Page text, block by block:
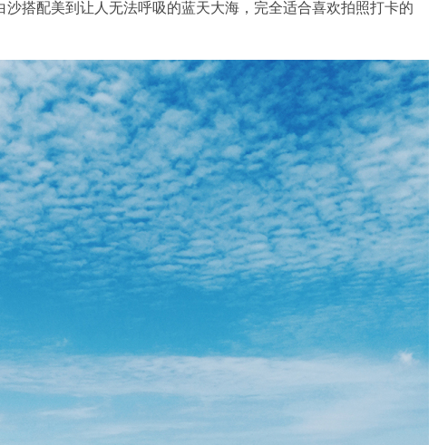
搭配美到让人无法呼吸的蓝天大海，完全适合喜欢拍照打卡的